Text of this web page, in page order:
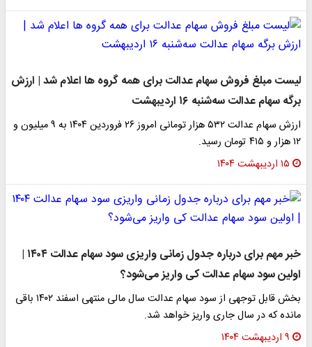
لیست مبلغ فروش سهام عدالت برای همه گروه ها اعلام شد | ارزش
برگه سهام عدالت سه‌شنبه ۱۶ اردیبهشت
ارزش سهام عدالت ۵۳۲ هزار تومانی امروز ۲۶ فروردین ۱۴۰۴ به ۹ میلیون و
۱۲ هزار و ۴۱۵ تومان رسید.
۱۵ اردیبهشت ۱۴۰۴
خبر مهم برای درباره جدول زمانی واریزی سود سهام عدالت ۱۴۰۴ |
اولین سود سهام عدالت کی واریز می‌شود؟
بخش قابل توجهی از سود سهام عدالت سال مالی منتهی اسفند ۱۴۰۲ باقی
مانده که در سال جاری واریز خواهد شد.
۹ اردیبهشت ۱۴۰۴